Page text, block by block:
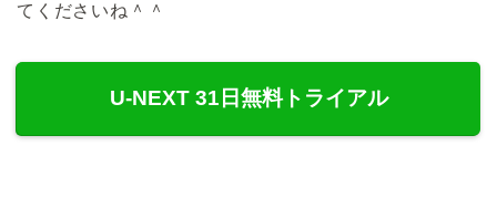
てくださいね＾＾
U-NEXT 31日無料トライアル